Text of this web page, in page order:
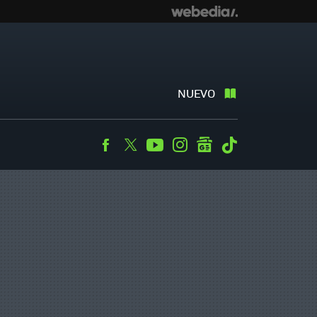
NUEVO
Facebook
TwitterYoutubeInstagramgooglenews